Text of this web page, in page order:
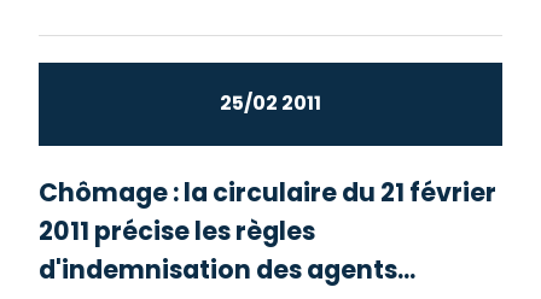
25/02 2011
Chômage : la circulaire du 21 février
2011 précise les règles
d'indemnisation des agents...